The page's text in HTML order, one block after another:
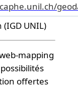
UNIL)
mapping
offertes